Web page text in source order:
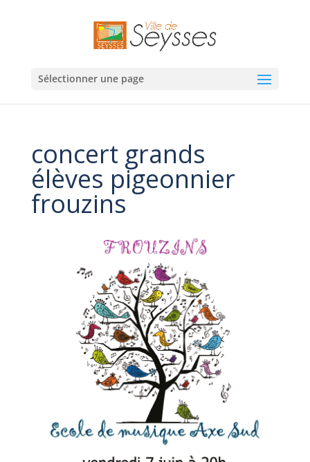
Sélectionner une page
concert grands
élèves pigeonnier
frouzins